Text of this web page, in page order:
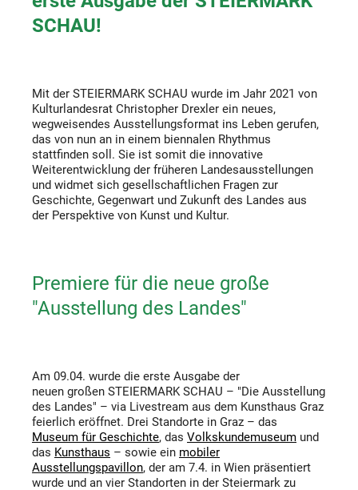
SCHAU!
Mit der STEIERMARK SCHAU wurde im Jahr 2021 von
Kulturlandesrat Christopher Drexler ein neues,
wegweisendes Ausstellungsformat ins Leben gerufen,
das von nun an in einem biennalen Rhythmus
stattfinden soll. Sie ist somit die innovative
Weiterentwicklung der früheren Landesausstellungen
und widmet sich gesellschaftlichen Fragen zur
Geschichte, Gegenwart und Zukunft des Landes aus
der Perspektive von Kunst und Kultur.
Premiere für die neue große
"Ausstellung des Landes"
Am 09.04. wurde die erste Ausgabe der
neuen großen STEIERMARK SCHAU – "Die Ausstellung
des Landes" – via Livestream aus dem Kunsthaus Graz
feierlich eröffnet. Drei Standorte in Graz – das
Museum für Geschichte, das Volkskundemuseum und
das Kunsthaus – sowie ein mobiler
Ausstellungspavillon, der am 7.4. in Wien präsentiert
wurde und an vier Standorten in der Steiermark zu